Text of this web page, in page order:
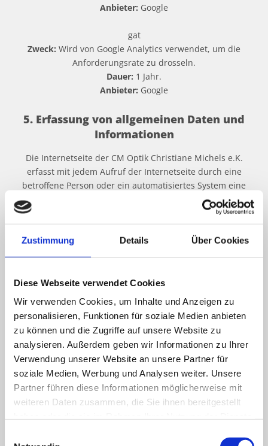
Zustimmung Details Über Cookies
Diese Webseite verwendet Cookies
Wir verwenden Cookies, um Inhalte und Anzeigen zu
personalisieren, Funktionen für soziale Medien anbieten
zu können und die Zugriffe auf unsere Website zu
analysieren. Außerdem geben wir Informationen zu Ihrer
Verwendung unserer Website an unsere Partner für
soziale Medien, Werbung und Analysen weiter. Unsere
Partner führen diese Informationen möglicherweise mit
weiteren Daten zusammen, die Sie ihnen bereitgestellt
Anbieter: Google
gat
Zweck: Wird von Google Analytics verwendet, um die
Anforderungsrate zu drosseln.
Dauer: 1 Jahr.
Anbieter: Google
5. Erfassung von allgemeinen Daten und
Informationen
Die Internetseite der CM Optik Christiane Michels e.K.
erfasst mit jedem Aufruf der Internetseite durch eine
betroffene Person oder ein automatisiertes System eine
Reihe von allgemeinen Daten und Informationen. Diese
allgemeinen Daten und Informationen werden in den
Logfiles des Servers gespeichert. Erfasst werden können die
(1) verwendeten Browsertypen und Versionen, (2) das vom
zugreifenden System verwendete Betriebssystem, (3) die
unsere Internetseite gelangt (sogenannte Referrer), (4) die
unserer Internetseite angesteuert werden, (5) das Datum
und die Uhrzeit eines Zugriffs auf die Internetseite, (6) eine
Internet-Protokoll-Adresse (IP-Adresse), (7) der Internet-
Service-Provider des zugreifenden Systems und (8) sonstige
ähnliche Daten und Informationen, die der Gefahrenabwehr
im Falle von Angriffen auf unsere
informationstechnologischen Systeme dienen.
Bei der Nutzung dieser allgemeinen Daten und
Informationen zieht die CM Optik Christiane Michels e.K.